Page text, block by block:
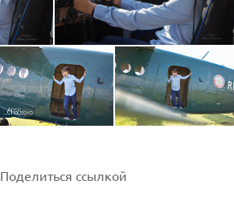
Поделиться ссылкой